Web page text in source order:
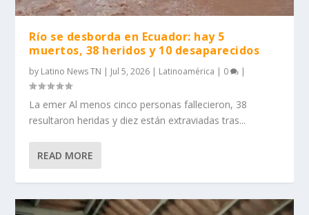
Río se desborda en Ecuador: hay 5
muertos, 38 heridos y 10 desaparecidos
by Latino News TN | Jul 5, 2026 | Latinoamérica | 0 |
La emer Al menos cinco personas fallecieron, 38
resultaron heridas y diez están extraviadas tras...
READ MORE